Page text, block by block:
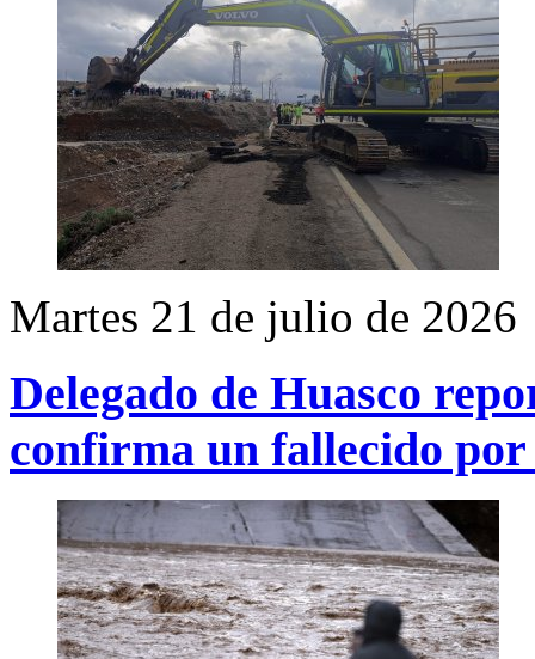
Martes 21 de julio de 2026
Delegado de Huasco
confirma un fallecido por